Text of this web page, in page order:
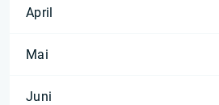
April
Mai
Juni